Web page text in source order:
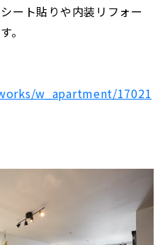
ート貼りや内装リフォー
。
w_apartment/17021